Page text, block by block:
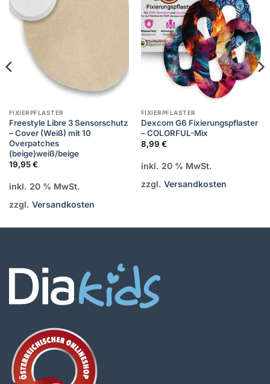
FIXIERPFLASTER
Freestyle Libre 3 Sensorschutz
– Cover (Weiß) mit 10
Overpatches
(beige)weiß/beige
19,95€
inkl. 20 % MwSt.
zzgl. Versandkosten
hinzufügen
FIXIERPFLASTER
Dexcom G6 Fixierungspflaster
– COLORFUL-Mix
8,99 €
inkl. 20 % MwSt.
zzgl. Versandkosten